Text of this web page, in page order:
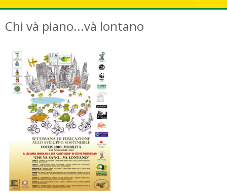
Chi và piano...và lontano